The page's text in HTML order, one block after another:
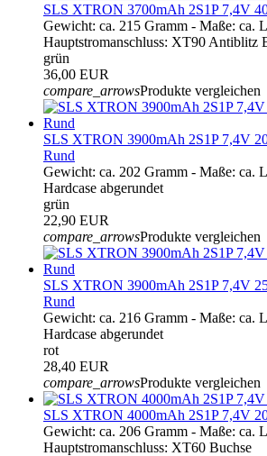
SLS XTRON 3700mAh 2S1P 7,4V
Gewicht: ca. 215 Gramm - Maße: ca.
Hauptstromanschluss: XT90 Antiblitz
grün
36,00 EUR
compare_arrowsProdukte vergleichen
SLS XTRON 3900mAh 2S1P 7,4V
Rund
Gewicht: ca. 202 Gramm - Maße: ca.
Hardcase abgerundet
grün
22,90 EUR
compare_arrowsProdukte vergleichen
SLS XTRON 3900mAh 2S1P 7,4V
Rund
Gewicht: ca. 216 Gramm - Maße: ca.
Hardcase abgerundet
rot
28,40 EUR
compare_arrowsProdukte vergleichen
SLS XTRON 4000mAh 2S1P 7,4V
Gewicht: ca. 206 Gramm - Maße: ca.
Hauptstromanschluss: XT60 Buchse